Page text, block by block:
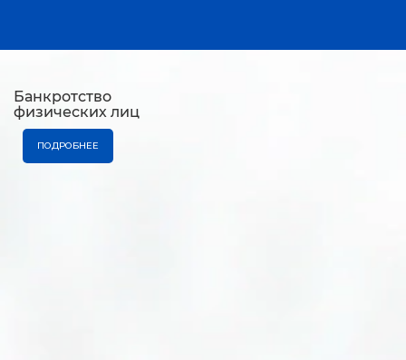
Банкротство
физических лиц
ПОДРОБНЕЕ